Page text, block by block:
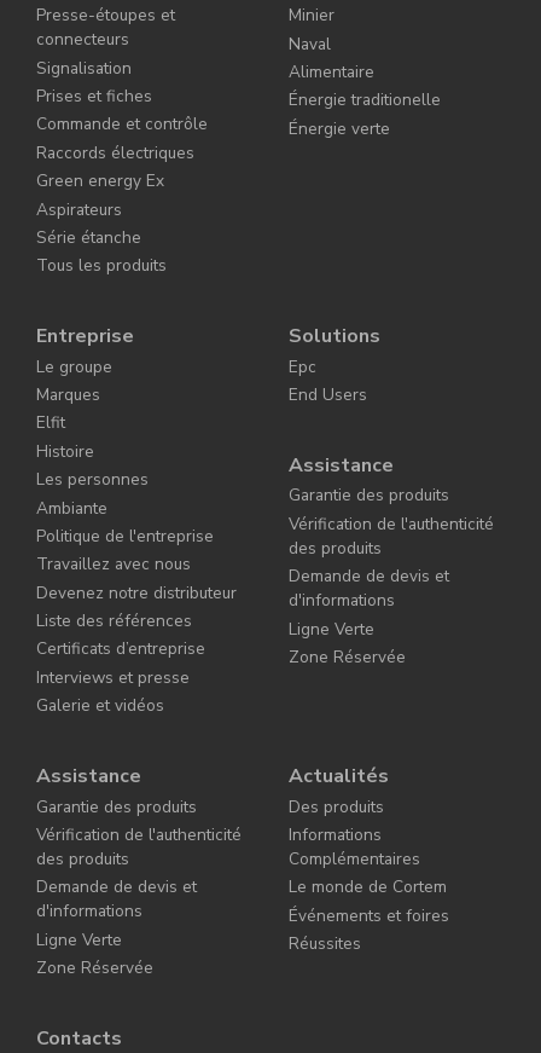
Presse-étoupes et
connecteurs
Signalisation
Prises et fiches
Commande et contrôle
Raccords électriques
Green energy Ex
Aspirateurs
Série étanche
Tous les produits
Minier
Naval
Alimentaire
Énergie traditionelle
Énergie verte
Entreprise
Le groupe
Marques
Elfit
Histoire
Les personnes
Ambiante
Politique de l'entreprise
Travaillez avec nous
Devenez notre distributeur
Liste des références
Certificats d’entreprise
Interviews et presse
Galerie et vidéos
Solutions
Epc
End Users
Assistance
Garantie des produits
Vérification de l'authenticité
des produits
Demande de devis et
d'informations
Ligne Verte
Zone Réservée
Assistance
Garantie des produits
Vérification de l'authenticité
des produits
Demande de devis et
d'informations
Ligne Verte
Zone Réservée
Actualités
Des produits
Informations
Complémentaires
Le monde de Cortem
Événements et foires
Réussites
Contacts